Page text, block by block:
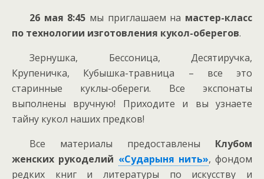
26 мая 8:45 мы приглашаем на мастер-класс
по технологии изготовления кукол-оберегов.
Зернушка, Бессоница, Десятиручка,
Крупеничка, Кубышка-травница – все это
старинные куклы-обереги. Все экспонаты
выполнены вручную! Приходите и вы узнаете
тайну кукол наших предков!
Все материалы предоставлены Клубом
женских рукоделий «Сударыня нить», фондом
редких книг и литературы по искусству и